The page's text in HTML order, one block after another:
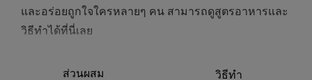
และอร่อยถูกใจใครหลายๆ คน สามารถดูสูตรอาหารและ
วิธีทำได้ที่นี่เลย
ส่วนผสม วิธีทำ